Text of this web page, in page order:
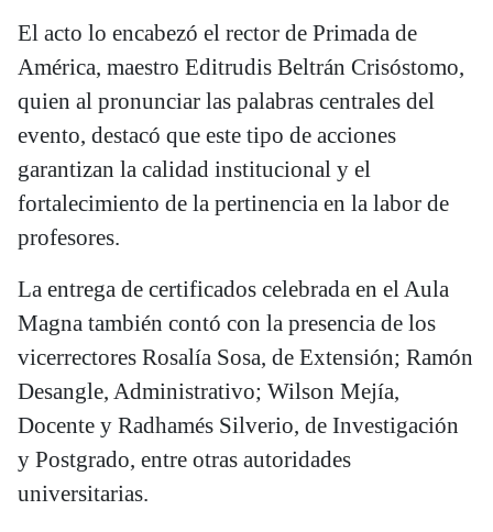
El acto lo encabezó el rector de Primada de
América, maestro Editrudis Beltrán Crisóstomo,
quien al pronunciar las palabras centrales del
evento, destacó que este tipo de acciones
garantizan la calidad institucional y el
fortalecimiento de la pertinencia en la labor de
profesores.
La entrega de certificados celebrada en el Aula
Magna también contó con la presencia de los
vicerrectores Rosalía Sosa, de Extensión; Ramón
Desangle, Administrativo; Wilson Mejía,
Docente y Radhamés Silverio, de Investigación
y Postgrado, entre otras autoridades
universitarias.